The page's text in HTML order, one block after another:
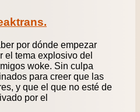
por dónde empezar
el tema explosivo del
woke. Sin culpa
para creer que las
y que el que no esté de
por el